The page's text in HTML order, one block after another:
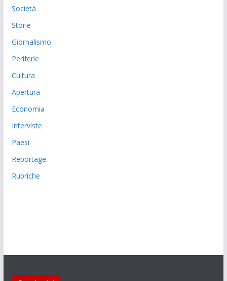
Società
Storie
Giornalismo
Periferie
Cultura
Apertura
Economia
Interviste
Paesi
Reportage
Rubriche